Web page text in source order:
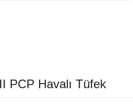
PCP Havalı Tüfek